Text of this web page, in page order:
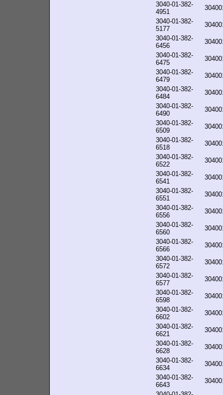
3040-01-382-
4951
3040-01-382-
5177
3040-01-382-
6456
3040-01-382-
6475
3040-01-382-
6479
3040-01-382-
6484
3040-01-382-
6490
3040-01-382-
6509
3040-01-382-
6518
3040-01-382-
6522
3040-01-382-
6541
3040-01-382-
6551
3040-01-382-
6556
3040-01-382-
6560
3040-01-382-
6566
3040-01-382-
6572
3040-01-382-
6577
3040-01-382-
6598
3040-01-382-
6602
3040-01-382-
6621
3040-01-382-
6628
3040-01-382-
6634
3040-01-382-
6643